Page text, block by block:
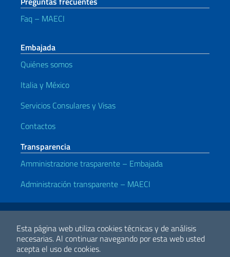
Esta página web utiliza cookies técnicas y de análisis
necesarias.Al continuar navegando por esta web usted
acepta el uso de cookies.
Faq – MAECI
Embajada
Quiénes somos
Italia y México
Servicios Consulares y Visas
Contactos
Transparencia
Amministrazione trasparente – Embajada
Administración transparente – MAECI
Enlaces útiles